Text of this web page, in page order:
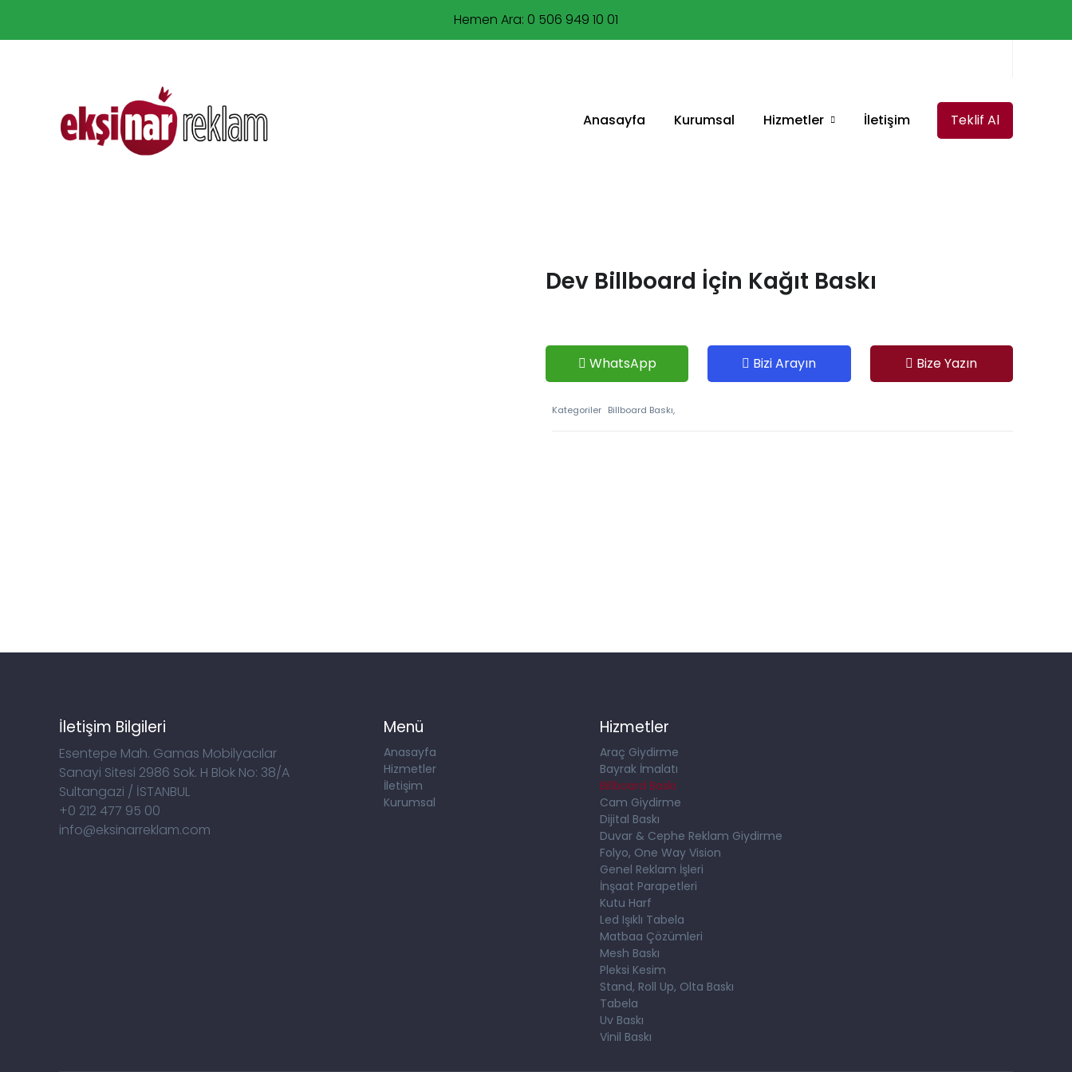
Hemen Ara: 0 506 949 10 01
Anasayfa Kurumsal Hizmetler İletişim Teklif Al
Dev Billboard İçin Kağıt Baskı
WhatsApp Bizi Arayın Bize Yazın
Kategoriler Billboard Baskı,
İletişim Bilgileri
Esentepe Mah. Gamas Mobilyacılar
Sanayi Sitesi 2986 Sok. H Blok No: 38/A
Sultangazi / İSTANBUL
+0 212 477 95 00
info@eksinarreklam.com
Menü
Anasayfa
Hizmetler
İletişim
Kurumsal
Hizmetler
Araç Giydirme
Bayrak İmalatı
Billboard Baskı
Cam Giydirme
Dijital Baskı
Duvar & Cephe Reklam Giydirme
Folyo, One Way Vision
Genel Reklam İşleri
İnşaat Parapetleri
Kutu Harf
Led Işıklı Tabela
Matbaa Çözümleri
Mesh Baskı
Pleksi Kesim
Stand, Roll Up, Olta Baskı
Tabela
Uv Baskı
Vinil Baskı